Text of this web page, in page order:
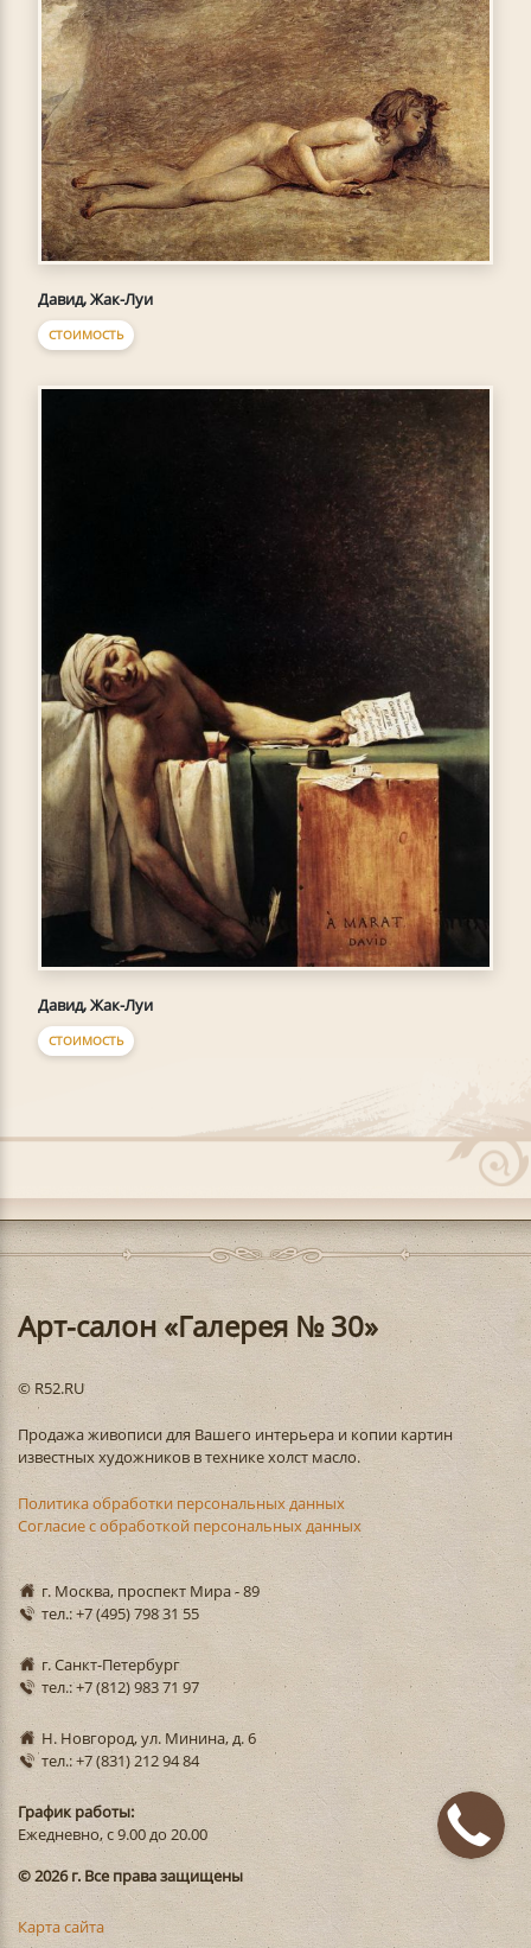
Давид, Жак-Луи
СТОИМОСТЬ
Давид, Жак-Луи
СТОИМОСТЬ
Арт-салон «Галерея № 30»
© R52.RU
Продажа живописи для Вашего интерьера и копии картин
известных художников в технике холст масло.
Политика обработки персональных данных
Согласие с обработкой персональных данных
г. Москва, проспект Мира - 89
тел.: +7 (495) 798 31 55
г. Санкт-Петербург
тел.: +7 (812) 983 71 97
Н. Новгород, ул. Минина, д. 6
тел.: +7 (831) 212 94 84
График работы:
Ежедневно, с 9.00 до 20.00
© 2026 г. Все права защищены
Карта сайта